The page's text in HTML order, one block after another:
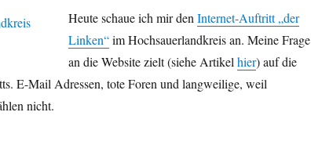
Heute schaue ich mir denInternet-Auftritt „der
Linken“im Hochsauerlandkreis an. Meine Frage
an die Website zielt (siehe Artikelhier) auf die
E-Mail Adressen, tote Foren und langweilige, weil
nicht.